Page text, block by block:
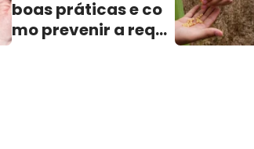
boas práticas e co
mo prevenir a reque